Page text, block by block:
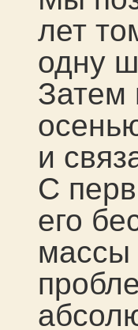
лет
одну
Затем
и
С
его
массы